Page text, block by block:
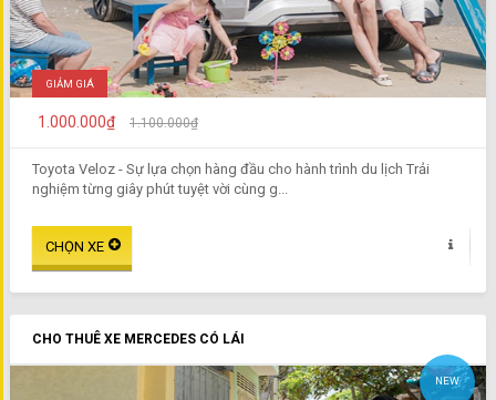
GIẢM GIÁ
1.000.000₫ 1.100.000₫
Toyota Veloz - Sự lựa chọn hàng đầu cho hành trình du lịch Trải
nghiệm từng giây phút tuyệt vời cùng g...
CHO THUÊ XE MERCEDES CÓ LÁI
NEW